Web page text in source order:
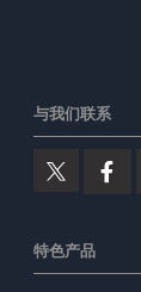
与我们联系
特色产品